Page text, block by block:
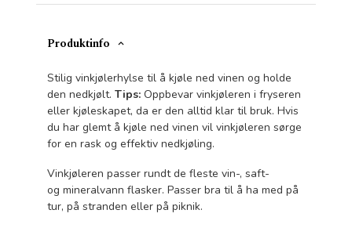
Produktinfo
Stilig vinkjølerhylse til å kjøle ned vinen og holde
den nedkjølt. Tips: Oppbevar vinkjøleren i fryseren
eller kjøleskapet, da er den alltid klar til bruk. Hvis
du har glemt å kjøle ned vinen vil vinkjøleren sørge
for en rask og effektiv nedkjøling.
Vinkjøleren passer rundt de fleste vin-, saft-
og mineralvann flasker. Passer bra til å ha med på
tur, på stranden eller på piknik.